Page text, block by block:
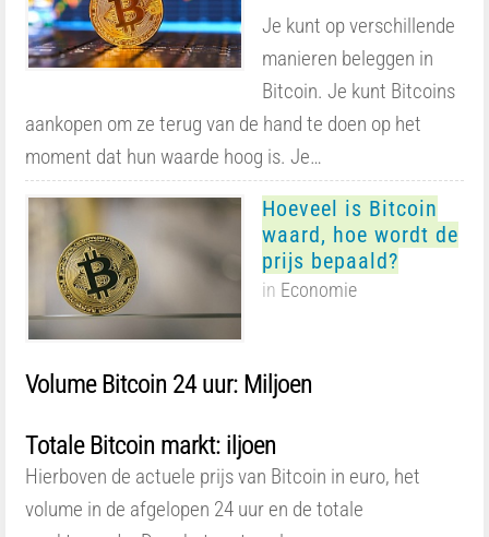
Je kunt op verschillende
manieren beleggen in
Bitcoin. Je kunt Bitcoins
aankopen om ze terug van de hand te doen op het
moment dat hun waarde hoog is. Je…
Hoeveel is Bitcoin
waard, hoe wordt de
prijs bepaald?
in Economie
Volume Bitcoin 24 uur: Miljoen
Totale Bitcoin markt: iljoen
Hierboven de actuele prijs van Bitcoin in euro, het
volume in de afgelopen 24 uur en de totale